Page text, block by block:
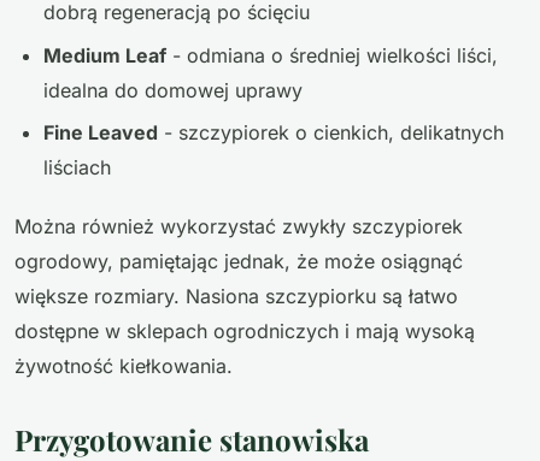
dobrą regeneracją po ścięciu
Medium Leaf - odmiana o średniej wielkości liści,
idealna do domowej uprawy
Fine Leaved - szczypiorek o cienkich, delikatnych
liściach
Można również wykorzystać zwykły szczypiorek
ogrodowy, pamiętając jednak, że może osiągnąć
większe rozmiary. Nasiona szczypiorku są łatwo
dostępne w sklepach ogrodniczych i mają wysoką
żywotność kiełkowania.
Przygotowanie stanowiska